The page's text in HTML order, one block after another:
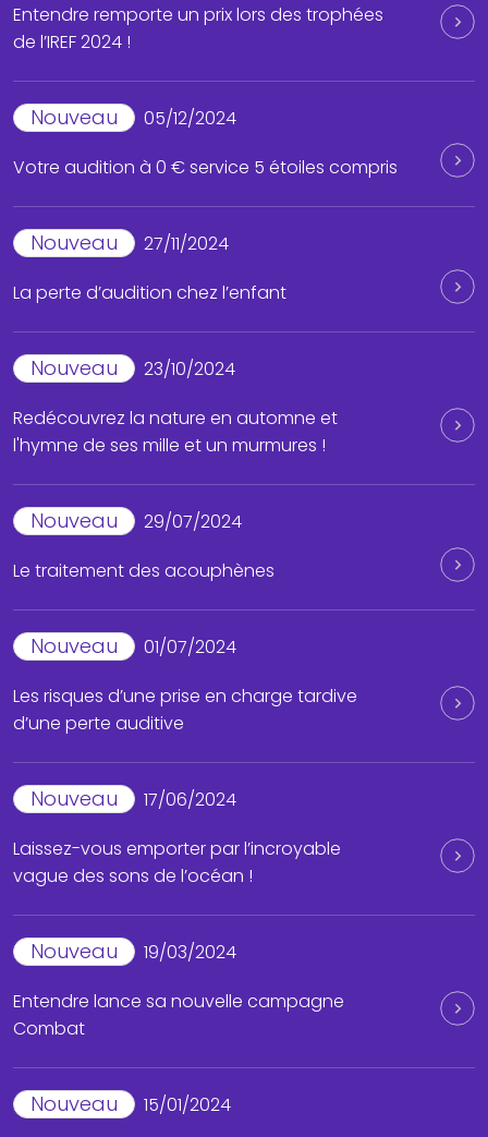
Entendre remporte un prix lors des trophées
de l’IREF 2024 !
Nouveau
05/12/2024
Votre audition à 0 € service 5 étoiles compris
Nouveau
27/11/2024
La perte d’audition chez l’enfant
Nouveau
23/10/2024
Redécouvrez la nature en automne et
l'hymne de ses mille et un murmures !
Nouveau
29/07/2024
Le traitement des acouphènes
Nouveau
01/07/2024
Les risques d’une prise en charge tardive
d’une perte auditive
Nouveau
17/06/2024
Laissez-vous emporter par l’incroyable
vague des sons de l’océan !
Nouveau
19/03/2024
Entendre lance sa nouvelle campagne
Combat
Nouveau 15/01/2024